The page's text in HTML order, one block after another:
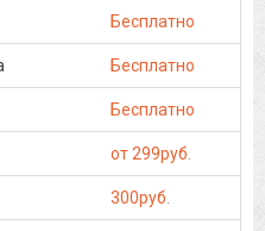
Бесплатно
Бесплатно
Бесплатно
от 299руб.
300руб.